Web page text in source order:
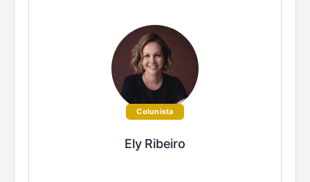
Colunista
Ely Ribeiro